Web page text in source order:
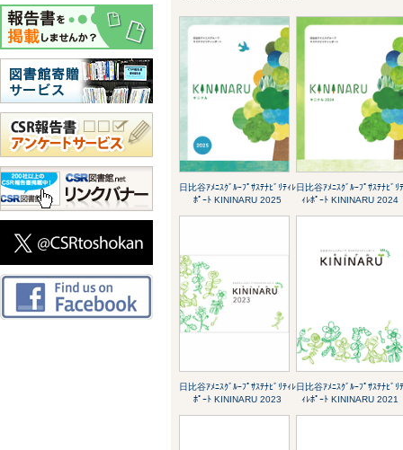
日比谷ｱﾒﾆｽｸﾞﾙｰﾌﾟｻｽﾃﾅﾋﾞﾘﾃｨﾚ
ﾎﾟｰﾄ KININARU 2025
日比谷ｱﾒﾆｽｸﾞﾙｰﾌﾟｻｽﾃﾅﾋﾞﾘ
ｨﾚﾎﾟｰﾄ KININARU 2024
日比谷ｱﾒﾆｽｸﾞﾙｰﾌﾟｻｽﾃﾅﾋﾞﾘﾃｨﾚ
ﾎﾟｰﾄ KININARU 2023
日比谷ｱﾒﾆｽｸﾞﾙｰﾌﾟｻｽﾃﾅﾋﾞﾘ
ｨﾚﾎﾟｰﾄ KININARU 2021